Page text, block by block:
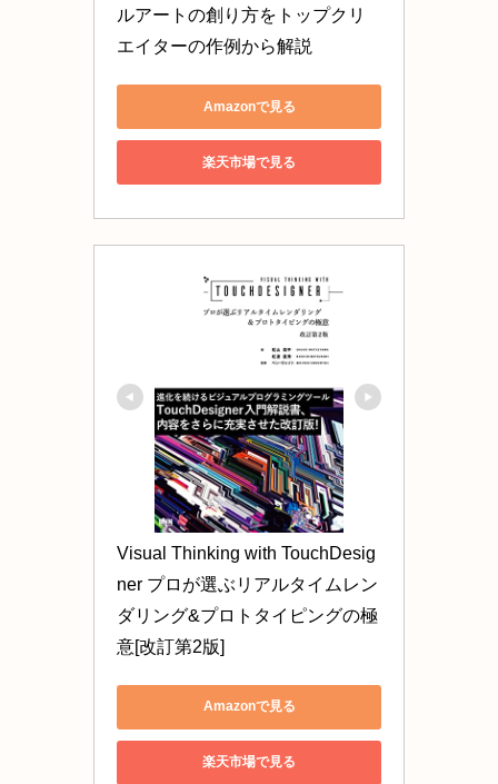
ルアートの創り方をトップクリ
エイターの作例から解説
Amazonで見る
楽天市場で見る
Visual Thinking with TouchDesig
ner プロが選ぶリアルタイムレン
ダリング&プロトタイピングの極
意[改訂第2版]
Amazonで見る
楽天市場で見る